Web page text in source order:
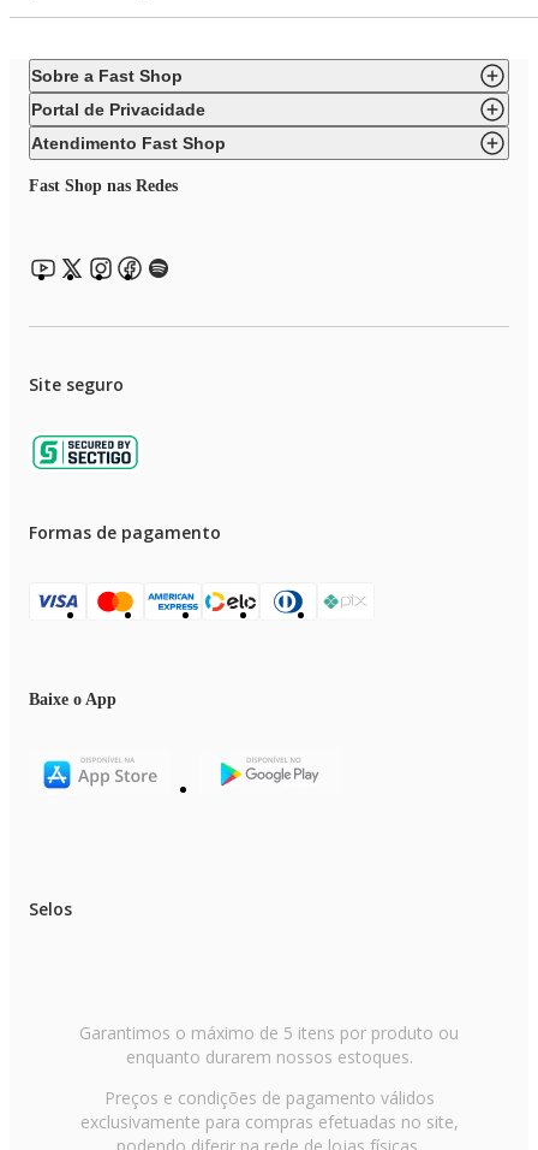
Sobre a Fast Shop
Portal de Privacidade
Atendimento Fast Shop
Fast Shop nas Redes
Site seguro
Formas de pagamento
Baixe o App
Selos
Garantimos o máximo de 5 itens por produto ou
enquanto durarem nossos estoques.
Preços e condições de pagamento válidos
exclusivamente para compras efetuadas no site,